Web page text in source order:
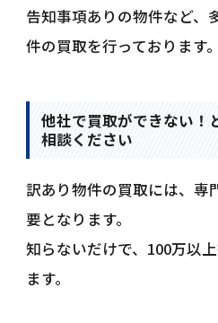
告知事項ありの物件など、
件の買取を行っております。
他社で買取ができない！
相談ください
訳あり物件の買取には、専
要となります。
知らないだけで、100万以
ます。